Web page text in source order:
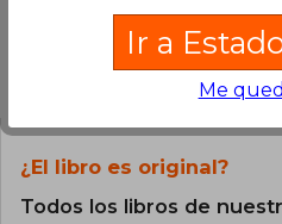
Preguntas
¿El libro es original?
Todos los libros de
Ir a
Me